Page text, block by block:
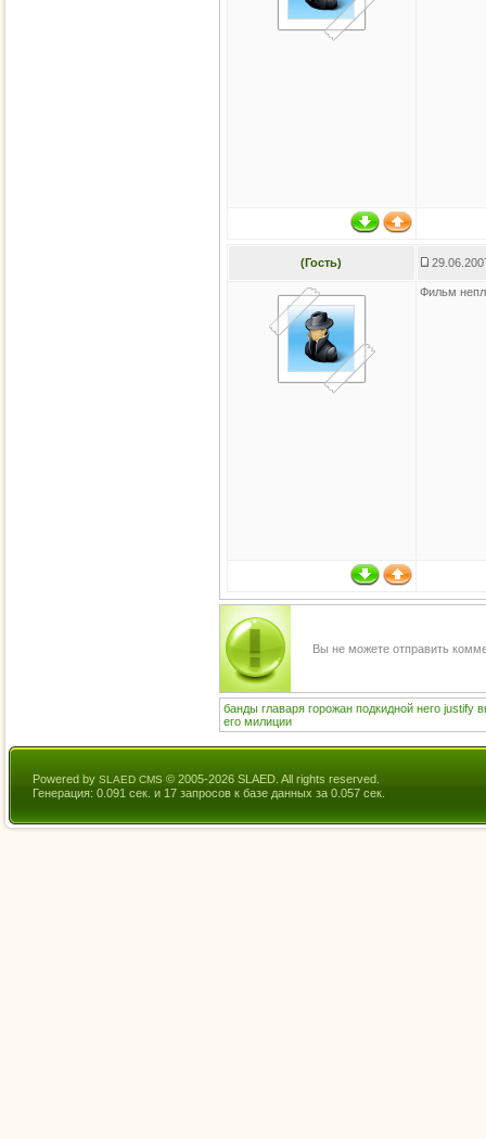
(Гость)
Фильм
Вы не можете отправить
банды главаря горожан подкидной него justify
его милиции
Powered by SLAED CMS © 2005-2026 SLAED. All rights reserved.
Генерация: 0.091 сек. и 17 запросов к базе данных за 0.057 сек.